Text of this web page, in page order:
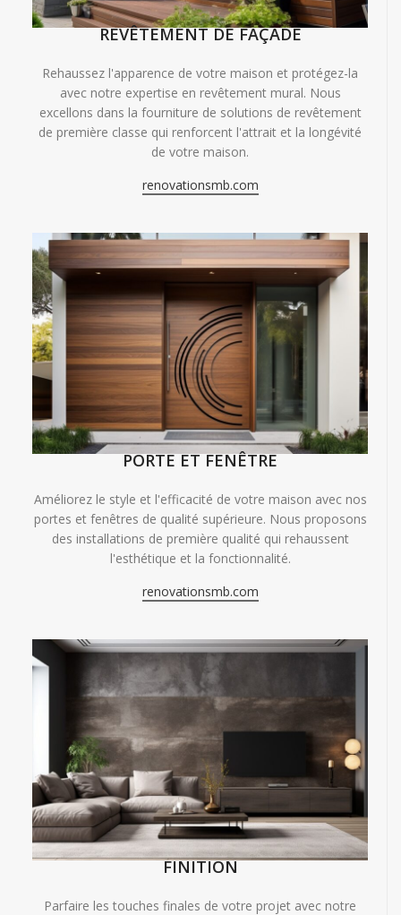
REVÊTEMENT DE FAÇADE
Rehaussez l'apparence de votre maison et protégez-la
avec notre expertise en revêtement mural. Nous
excellons dans la fourniture de solutions de revêtement
de première classe qui renforcent l'attrait et la longévité
de votre maison.
renovationsmb.com
PORTE ET FENÊTRE
Améliorez le style et l'efficacité de votre maison avec nos
portes et fenêtres de qualité supérieure. Nous proposons
des installations de première qualité qui rehaussent
l'esthétique et la fonctionnalité.
renovationsmb.com
FINITION
Parfaire les touches finales de votre projet avec notre